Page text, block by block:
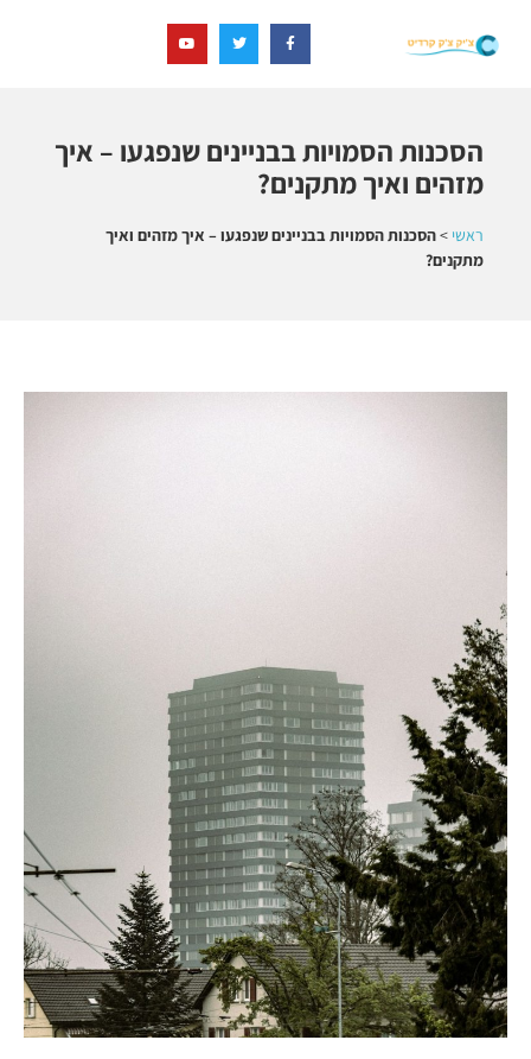
הסכנות הסמויות בבניינים שנפגעו – איך
מזהים ואיך מתקנים?
ראשי >הסכנות הסמויות בבניינים שנפגעו – איך מזהים ואיך
מתקנים?